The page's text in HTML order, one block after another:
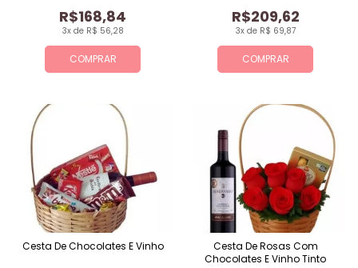
COMPRAR
3x de R$ 56,28
R$168,84
COMPRAR
3x de R$ 69,87
R$209,62
Cesta De Chocolates E Vinho
Cesta De Rosas Com
Chocolates E Vinho Tinto